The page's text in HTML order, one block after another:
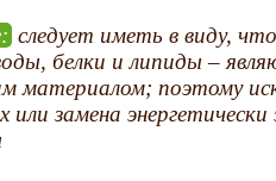
: следует иметь в виду,
белки и липиды –
материалом; поэтому
или замена